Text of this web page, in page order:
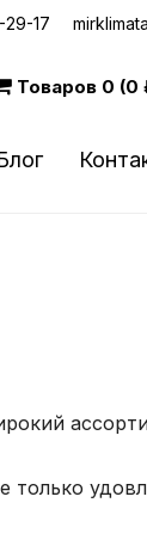
29-17
Товаров 0 (0